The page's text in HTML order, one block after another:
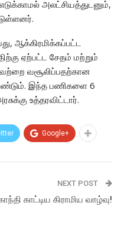
அலட்சியத்துடனும்,
ஆக்கிரமிக்கப்பட்ட
ஏற்பட்ட சேதம் மற்றும்
வசூலிப்பதற்கான
இந்த பணிகளை 6
உத்தரவிட்டார்.
Google+
NEXT POST
காட்டிய கிராமிய வாழ்வு!